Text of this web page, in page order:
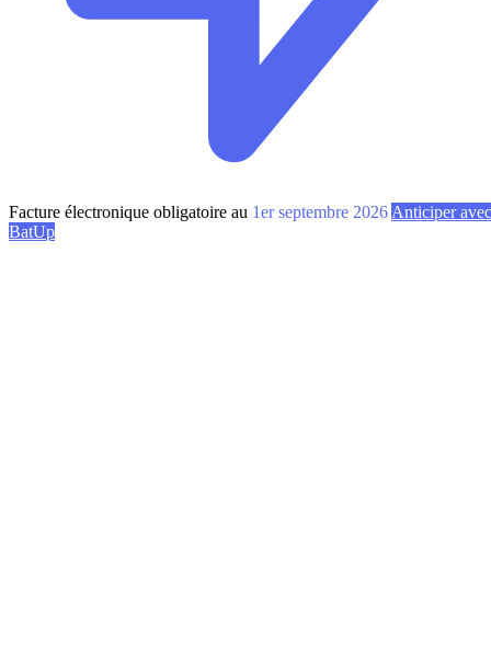
Facture électronique obligatoire au 1er septembre 2026 Anticiper avec
BatUp